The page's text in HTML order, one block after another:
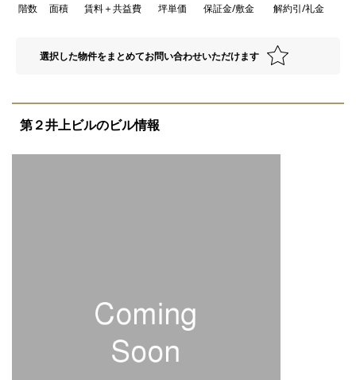
階数 面積 賃料＋共益費 坪単価 保証金/敷金 解約引/礼金
選択した物件をまとめてお問い合わせいただけます
第２井上ビルのビル情報